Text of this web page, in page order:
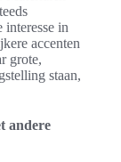
interesse in
accenten
grote,
staan,
andere